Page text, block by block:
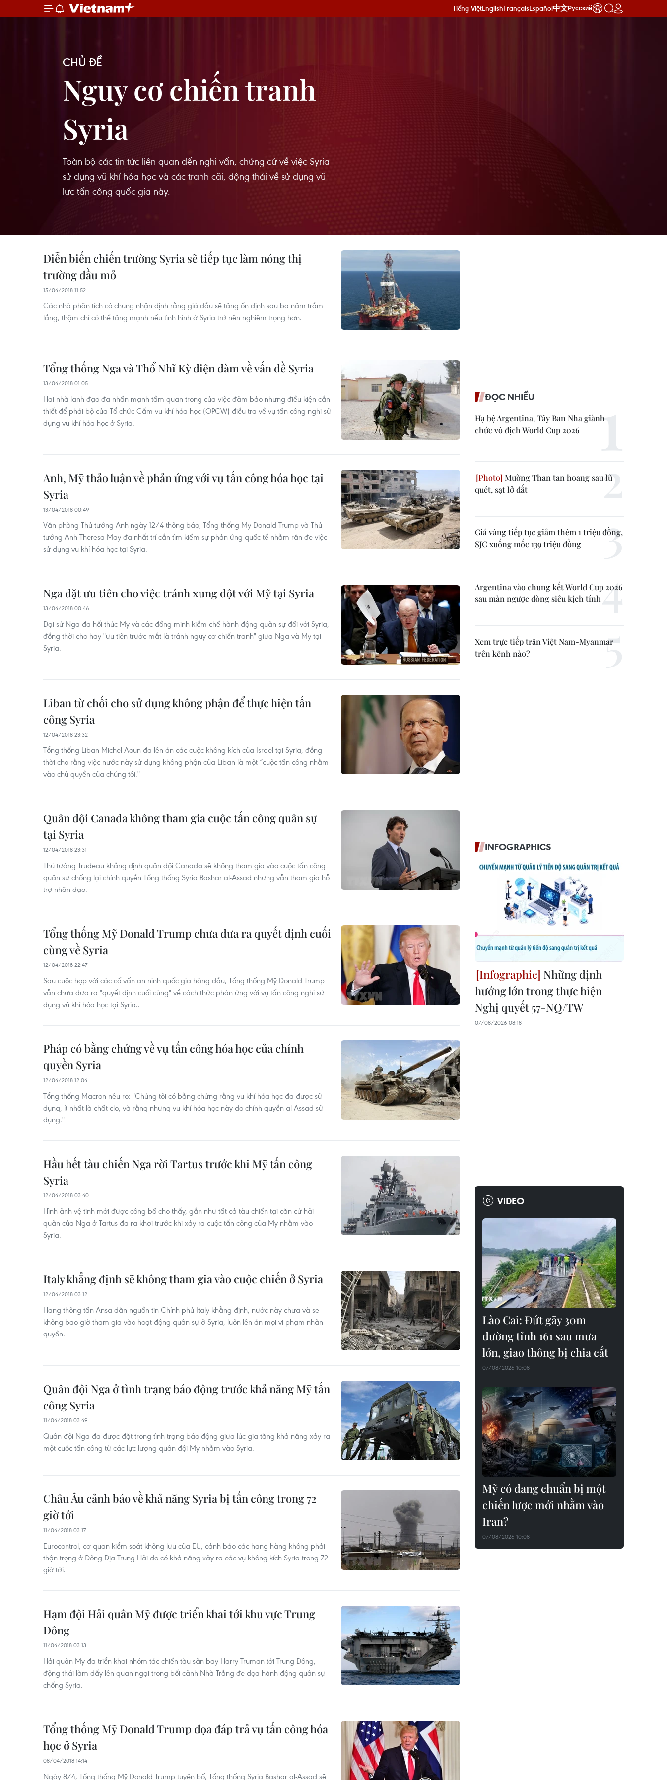
Tiếng ViệtEnglishFrançaisEspañol中文Русский
CHỦ ĐỀ
Nguy cơ chiến tranh
Syria
Toàn bộ các tin tức liên quan đến nghi vấn, chứng cứ về việc Syria
sử dụng vũ khí hóa học và các tranh cãi, động thái về sử dụng vũ
lực tấn công quốc gia này.
Diễn biến chiến trường Syria sẽ tiếp tục làm nóng thị
trường dầu mỏ
15/04/2018 11:52
Các nhà phân tích có chung nhận định rằng giá dầu sẽ tăng ổn định sau ba năm trầm
lắng, thậm chí có thể tăng mạnh nếu tình hình ở Syria trở nên nghiêm trọng hơn.
Tổng thống Nga và Thổ Nhĩ Kỳ điện đàm về vấn đề Syria
13/04/2018 01:05
Hai nhà lãnh đạo đã nhấn mạnh tầm quan trong của việc đảm bảo những điều kiện cần
thiết để phái bộ của Tổ chức Cấm vũ khí hóa học (OPCW) điều tra về vụ tấn công nghi sử
dụng vũ khí hóa học ở Syria.
Anh, Mỹ thảo luận về phản ứng với vụ tấn công hóa học tại
Syria
13/04/2018 00:49
Văn phòng Thủ tướng Anh ngày 12/4 thông báo, Tổng thống Mỹ Donald Trump và Thủ
tướng Anh Theresa May đã nhất trí cần tìm kiếm sự phản ứng quốc tế nhằm răn đe việc
sử dụng vũ khí hóa học tại Syria.
Nga đặt ưu tiên cho việc tránh xung đột với Mỹ tại Syria
13/04/2018 00:46
Đại sứ Nga đã hối thúc Mỹ và các đồng minh kiềm chế hành động quân sự đối với Syria,
đồng thời cho hay "ưu tiên trước mắt là tránh nguy cơ chiến tranh" giữa Nga và Mỹ tại
Syria.
Liban từ chối cho sử dụng không phận để thực hiện tấn
công Syria
12/04/2018 23:32
Tổng thống Liban Michel Aoun đã lên án các cuộc không kích của Israel tại Syria, đồng
thời cho rằng việc nước này sử dụng không phận của Liban là một “cuộc tấn công nhằm
vào chủ quyền của chúng tôi."
Quân đội Canada không tham gia cuộc tấn công quân sự
tại Syria
12/04/2018 23:31
Thủ tướng Trudeau khẳng định quân đội Canada sẽ không tham gia vào cuộc tấn công
quân sự chống lại chính quyền Tổng thống Syria Bashar al-Assad nhưng vẫn tham gia hỗ
trợ nhân đạo.
Tổng thống Mỹ Donald Trump chưa đưa ra quyết định cuối
cùng về Syria
12/04/2018 22:47
Sau cuộc họp với các cố vấn an ninh quốc gia hàng đầu, Tổng thống Mỹ Donald Trump
vẫn chưa đưa ra "quyết định cuối cùng" về cách thức phản ứng với vụ tấn công nghi sử
dụng vũ khí hóa học tại Syria..
Pháp có bằng chứng về vụ tấn công hóa học của chính
quyền Syria
12/04/2018 12:04
Tổng thống Macron nêu rõ: "Chúng tôi có bằng chứng rằng vũ khí hóa học đã được sử
dụng, ít nhất là chất clo, và rằng những vũ khí hóa học này do chính quyền al-Assad sử
dụng."
Hầu hết tàu chiến Nga rời Tartus trước khi Mỹ tấn công
Syria
12/04/2018 03:40
Hình ảnh vệ tinh mới được công bố cho thấy, gần như tất cả tàu chiến tại căn cứ hải
quân của Nga ở Tartus đã ra khơi trước khi xảy ra cuộc tấn công của Mỹ nhằm vào
Syria.
Italy khẳng định sẽ không tham gia vào cuộc chiến ở Syria
12/04/2018 03:12
Hãng thông tấn Ansa dẫn nguồn tin Chính phủ Italy khẳng định, nước này chưa và sẽ
không bao giờ tham gia vào hoạt động quân sự ở Syria, luôn lên án mọi vi phạm nhân
quyền.
Quân đội Nga ở tình trạng báo động trước khả năng Mỹ tấn
công Syria
11/04/2018 03:49
Quân đội Nga đã được đặt trong tình trạng báo động giữa lúc gia tăng khả năng xảy ra
một cuộc tấn công từ các lực lượng quân đội Mỹ nhằm vào Syria.
Châu Âu cảnh báo về khả năng Syria bị tấn công trong 72
giờ tới
11/04/2018 03:17
Eurocontrol, cơ quan kiểm soát không lưu của EU, cảnh báo các hãng hàng không phải
thận trọng ở Đông Địa Trung Hải do có khả năng xảy ra các vụ không kích Syria trong 72
giờ tới.
Hạm đội Hải quân Mỹ được triển khai tới khu vực Trung
Đông
11/04/2018 03:13
Hải quân Mỹ đã triển khai nhóm tác chiến tàu sân bay Harry Truman tới Trung Đông,
động thái làm dấy lên quan ngại trong bối cảnh Nhà Trắng đe dọa hành động quân sự
chống Syria.
Tổng thống Mỹ Donald Trump dọa đáp trả vụ tấn công hóa
học ở Syria
08/04/2018 14:14
Ngày 8/4, Tổng thống Mỹ Donald Trump tuyên bố, Tổng thống Syria Bashar al-Assad sẽ
ĐỌC NHIỀU
Hạ bệ Argentina, Tây Ban Nha giành
chức vô địch World Cup 2026
Mường Than tan hoang sau lũ
quét, sạt lở đất
Giá vàng tiếp tục giảm thêm 1 triệu đồng,
SJC xuống mốc 139 triệu đồng
Argentina vào chung kết World Cup 2026
sau màn ngược dòng siêu kịch tính
Xem trực tiếp trận Việt Nam-Myanmar
trên kênh nào?
INFOGRAPHICS
Những định
hướng lớn trong thực hiện
Nghị quyết 57-NQ/TW
07/08/2026 08:18
VIDEO
Lào Cai: Đứt gãy 30m
đường tỉnh 161 sau mưa
lớn, giao thông bị chia cắt
07/08/2026 10:08
Mỹ có đang chuẩn bị một
chiến lược mới nhằm vào
Iran?
07/08/2026 10:08